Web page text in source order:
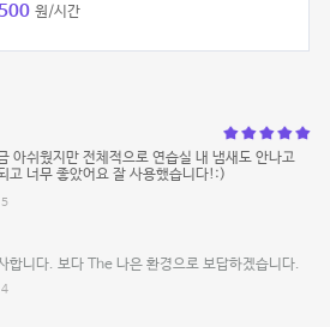
원/시간
아쉬웠지만 전체적으로 연습실 내 냄새도 안나고
고 너무 좋았어요 잘 사용했습니다!:)
합니다. 보다 The 나은 환경으로 보답하겠습니다.